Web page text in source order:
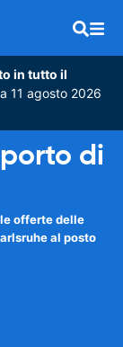
in tutto il
11 agosto 2026
di
offerte delle
al posto